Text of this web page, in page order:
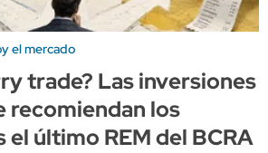
el mercado
trade? Las inversiones
recomiendan los
el último REM del BCRA